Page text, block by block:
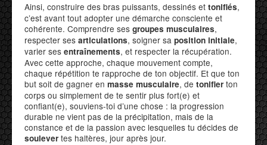
Ainsi, construire des bras puissants, dessinés et tonifiés,
c’est avant tout adopter une démarche consciente et
cohérente. Comprendre ses groupes musculaires,
respecter ses articulations, soigner sa position initiale,
varier ses entraînements, et respecter la récupération.
Avec cette approche, chaque mouvement compte,
chaque répétition te rapproche de ton objectif. Et que ton
but soit de gagner en masse musculaire, de tonifier ton
corps ou simplement de te sentir plus fort(e) et
confiant(e), souviens-toi d’une chose : la progression
durable ne vient pas de la précipitation, mais de la
constance et de la passion avec lesquelles tu décides de
soulever tes haltères, jour après jour.